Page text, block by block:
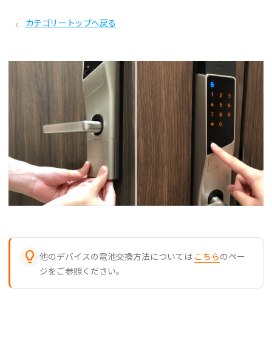
カテゴリートップへ戻る
 他のデバイスの電池交換方法については こちらのペー
ジをご参照ください。